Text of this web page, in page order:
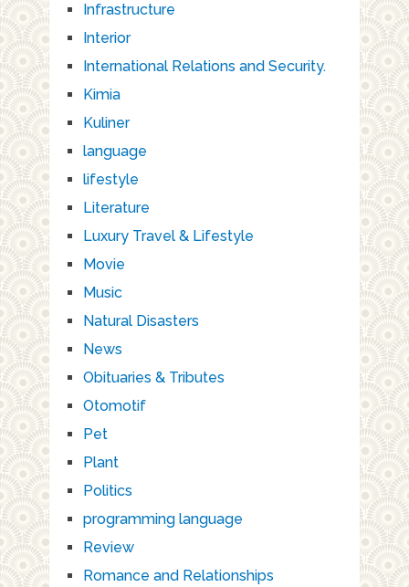
Infrastructure
Interior
International Relations and Security.
Kimia
Kuliner
language
lifestyle
Literature
Luxury Travel & Lifestyle
Movie
Music
Natural Disasters
News
Obituaries & Tributes
Otomotif
Pet
Plant
Politics
programming language
Review
Romance and Relationships